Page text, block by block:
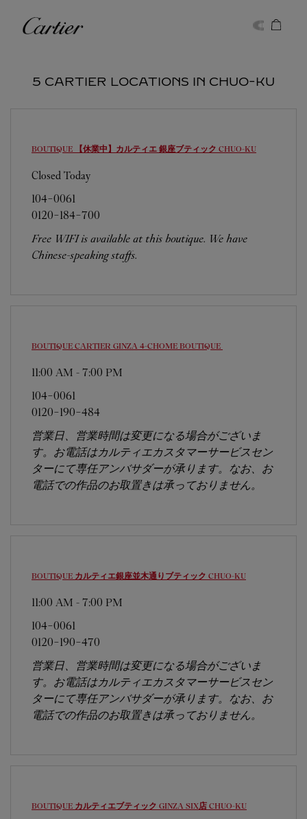
Cartier
5 CARTIER LOCATIONS IN CHUO-KU
BOUTIQUE 【休業中】カルティエ 銀座ブティック CHUO-KU
Closed Today
104-0061
0120-184-700
Free WIFI is available at this boutique. We have
Chinese-speaking staffs.
BOUTIQUE CARTIER GINZA 4-CHOME BOUTIQUE
11:00 AM - 7:00 PM
104-0061
0120-190-484
営業日、営業時間は変更になる場合がございま
す。お電話はカルティエカスタマーサービスセン
ターにて専任アンバサダーが承ります。なお、お
電話での作品のお取置きは承っておりません。
BOUTIQUE カルティエ銀座並木通りブティック CHUO-KU
11:00 AM - 7:00 PM
104-0061
0120-190-470
営業日、営業時間は変更になる場合がございま
す。お電話はカルティエカスタマーサービスセン
ターにて専任アンバサダーが承ります。なお、お
電話での作品のお取置きは承っておりません。
BOUTIQUE カルティエブティック GINZA SIX店 CHUO-KU